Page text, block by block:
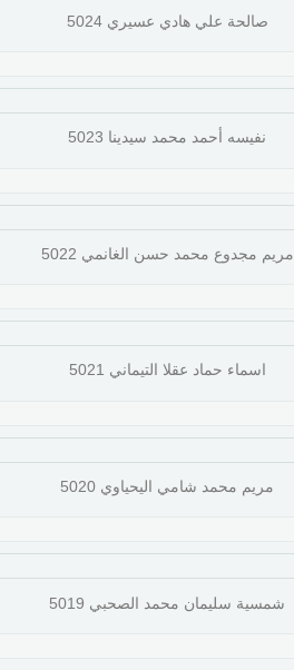
صالحة علي هادي عسيري 5024
نفيسه أحمد محمد سيدينا 5023
مريم مجدوع محمد حسن الغانمي 5022
اسماء حماد عقلا التيماني 5021
مريم محمد شامي اليحياوي 5020
شمسية سليمان محمد الصحبي 5019